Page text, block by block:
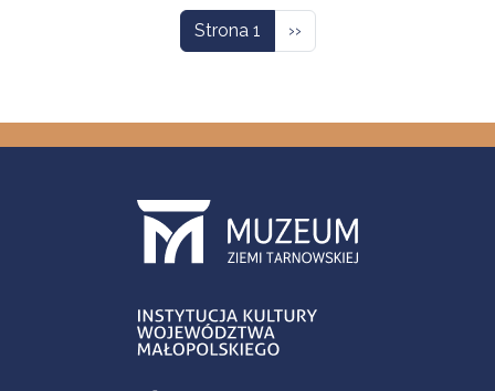
Strona 1 Następna strona
››